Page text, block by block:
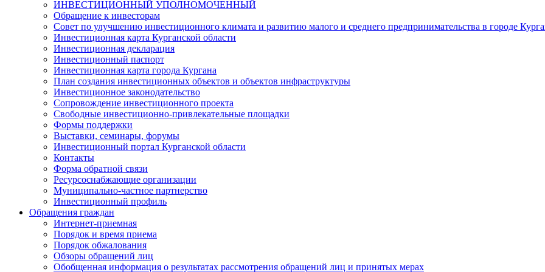
ИНВЕСТИЦИОННЫЙ УПОЛНОМОЧЕННЫЙ
Обращение к инвесторам
Совет по улучшению инвестиционного климата и развитию малого и среднего предпринимательства в городе
Инвестиционная карта Курганской области
Инвестиционная декларация
Инвестиционный паспорт
Инвестиционная карта города Кургана
План создания инвестиционных объектов и объектов инфраструктуры
Инвестиционное законодательство
Сопровождение инвестиционного проекта
Свободные инвестиционно-привлекательные площадки
Формы поддержки
Выставки, семинары, форумы
Инвестиционный портал Курганской области
Контакты
Форма обратной связи
Ресурсоснабжающие организации
Муниципально-частное партнерство
Инвестиционный профиль
Обращения граждан
Интернет-приемная
Порядок и время приема
Порядок обжалования
Обзоры обращений лиц
Обобщенная информация о результатах рассмотрения обращений лиц и принятых мерах